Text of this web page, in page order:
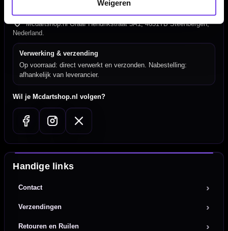
Weigeren
Klantenservice@mcdartshop.nl
Mcdartshop.nl Graaf Hendrikstraat 5A1, 4651TB Steenbergen,
Nederland.
Verwerking & verzending
Op voorraad: direct verwerkt en verzonden. Nabestelling:
afhankelijk van leverancier.
Wil je Mcdartshop.nl volgen?
Handige links
Contact
Verzendingen
Retouren en Ruilen